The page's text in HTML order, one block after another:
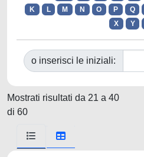
K
L M N O P Q
X
Y
o inserisci le iniziali:
Mostrati risultati da 21 a 40
di 60